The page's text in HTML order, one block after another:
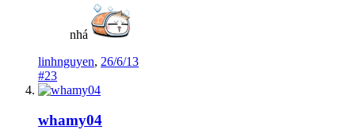
nhá
linhnguyen, 26/6/13
#23
whamy04